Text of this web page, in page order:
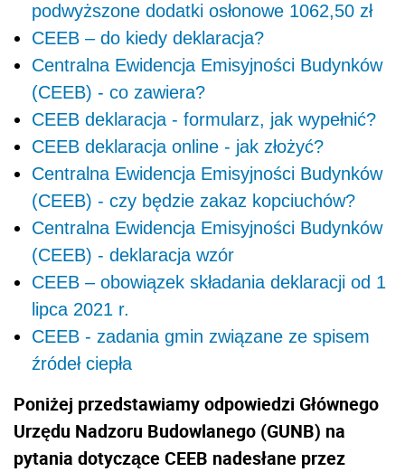
podwyższone dodatki osłonowe 1062,50 zł
CEEB – do kiedy deklaracja?
Centralna Ewidencja Emisyjności Budynków
(CEEB) - co zawiera?
CEEB deklaracja - formularz, jak wypełnić?
CEEB deklaracja online - jak złożyć?
Centralna Ewidencja Emisyjności Budynków
(CEEB) - czy będzie zakaz kopciuchów?
Centralna Ewidencja Emisyjności Budynków
(CEEB) - deklaracja wzór
CEEB – obowiązek składania deklaracji od 1
lipca 2021 r.
CEEB - zadania gmin związane ze spisem
źródeł ciepła
Poniżej przedstawiamy odpowiedzi Głównego
Urzędu Nadzoru Budowlanego (GUNB) na
pytania dotyczące CEEB nadesłane przez